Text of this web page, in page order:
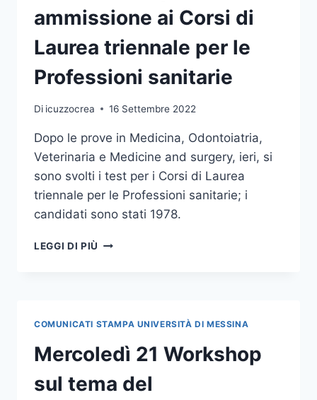
ammissione ai Corsi di
Laurea triennale per le
Professioni sanitarie
Di icuzzocrea 16 Settembre 2022
Dopo le prove in Medicina, Odontoiatria,
Veterinaria e Medicine and surgery, ieri, si
sono svolti i test per i Corsi di Laurea
triennale per le Professioni sanitarie; i
candidati sono stati 1978.
LEGGI DI PIÙ TERMINATE
DI
LAUREA
TRIENNALE
PER
COMUNICATI STAMPA UNIVERSITÀ DI MESSINA
Mercoledì 21 Workshop
sul tema del